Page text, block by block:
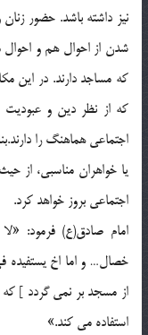
نیز داشته باشد. حضور
شدن از احوال هم و
که مساجد دارند. در این
که از نظر دین و عبودیت
اجتماعی هماهنگ را
یا خواهران مناسبی، از
اجتماعی بروز خواهد کرد.
امام صادق(ع) فرمود:
از مسجد بر نمی گردد ]
استفاده می کند.»